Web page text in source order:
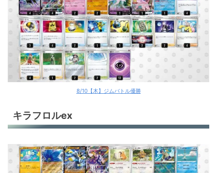
8/10【木】ジムバトル優勝
キラフロルex